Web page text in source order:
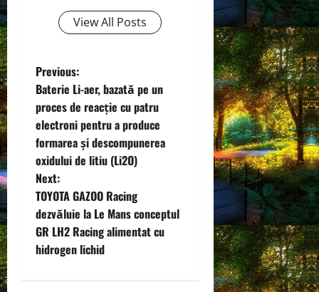
View All Posts
P
o
s
t
n
a
v
Previous:
Baterie Li-aer, bazată pe un
proces de reacție cu patru
electroni pentru a produce
formarea și descompunerea
oxidului de litiu (Li2O)
Next:
TOYOTA GAZOO Racing
dezvăluie la Le Mans conceptul
GR LH2 Racing alimentat cu
hidrogen lichid